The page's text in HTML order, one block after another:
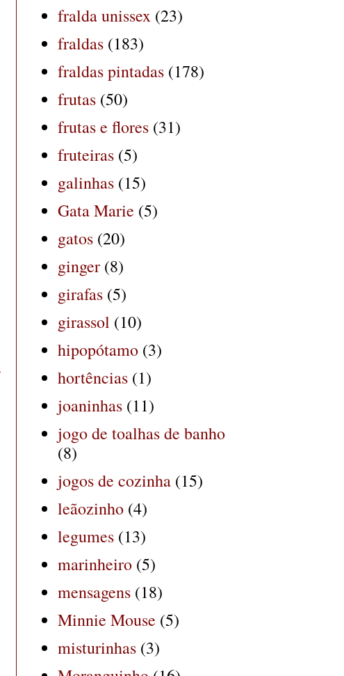
fralda unissex (23)
fraldas (183)
fraldas pintadas (178)
frutas (50)
frutas e flores (31)
fruteiras (5)
galinhas (15)
Gata Marie (5)
gatos (20)
ginger (8)
girafas (5)
girassol (10)
hipopótamo (3)
hortências (1)
joaninhas (11)
jogo de toalhas de banho
(8)
jogos de cozinha (15)
leãozinho (4)
legumes (13)
marinheiro (5)
mensagens (18)
Minnie Mouse (5)
misturinhas (3)